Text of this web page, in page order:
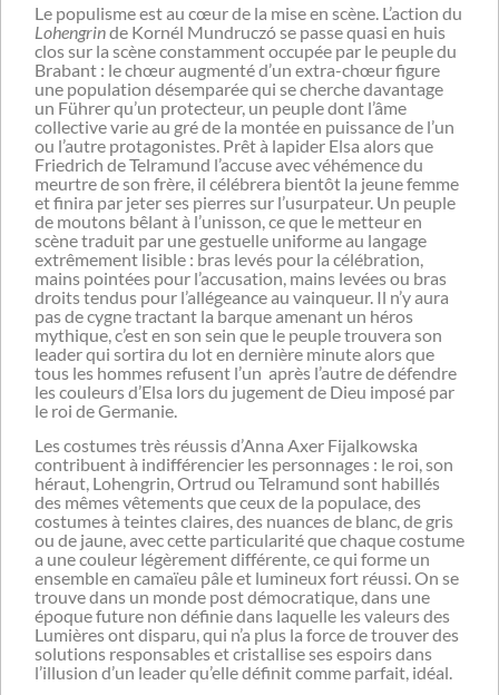
Le populisme est au cœur de la mise en scène. L’action du
Lohengrinde Kornél Mundruczó se passe quasi en huis
clos sur la scène constamment occupée par le peuple du
Brabant : le chœur augmenté d’un extra-chœur figure
une population désemparée qui se cherche davantage
un Führer qu’un protecteur, un peuple dont l’âme
collective varie au gré de la montée en puissance de l’un
ou l’autre protagonistes. Prêt à lapider Elsa alors que
Friedrich de Telramund l’accuse avec véhémence du
meurtre de son frère, il célébrera bientôt la jeune femme
et finira par jeter ses pierres sur l’usurpateur. Un peuple
de moutons bêlant à l’unisson, ce que le metteur en
scène traduit par une gestuelle uniforme au langage
extrêmement lisible : bras levés pour la célébration,
mains pointées pour l’accusation, mains levées ou bras
droits tendus pour l’allégeance au vainqueur. Il n’y aura
pas de cygne tractant la barque amenant un héros
mythique, c’est en son sein que le peuple trouvera son
leader qui sortira du lot en dernière minute alors que
tous les hommes refusent l’un après l’autre de défendre
les couleurs d’Elsa lors du jugement de Dieu imposé par
le roi de Germanie.
Les costumes très réussis d’Anna Axer Fijalkowska
contribuent à indifférencier les personnages : le roi, son
héraut, Lohengrin, Ortrud ou Telramund sont habillés
des mêmes vêtements que ceux de la populace, des
costumes à teintes claires, des nuances de blanc, de gris
ou de jaune, avec cette particularité que chaque costume
a une couleur légèrement différente, ce qui forme un
ensemble en camaïeu pâle et lumineux fort réussi. On se
trouve dans un monde post démocratique, dans une
époque future non définie dans laquelle les valeurs des
Lumières ont disparu, qui n’a plus la force de trouver des
solutions responsables et cristallise ses espoirs dans
l’illusion d’un leader qu’elle définit comme parfait, idéal.